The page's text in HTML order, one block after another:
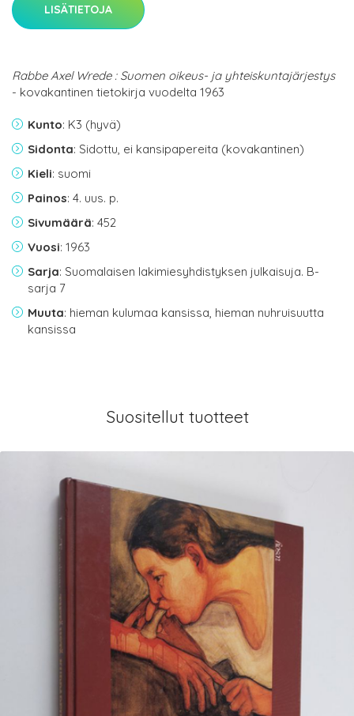
LISÄTIETOJA
Rabbe Axel Wrede : Suomen oikeus- ja yhteiskuntajärjestys
- kovakantinen tietokirja vuodelta 1963
Kunto: K3 (hyvä)
Sidonta: Sidottu, ei kansipapereita (kovakantinen)
Kieli: suomi
Painos: 4. uus. p.
Sivumäärä: 452
Vuosi: 1963
Sarja: Suomalaisen lakimiesyhdistyksen julkaisuja. B-
sarja 7
Muuta: hieman kulumaa kansissa, hieman nuhruisuutta
kansissa
Suositellut tuotteet